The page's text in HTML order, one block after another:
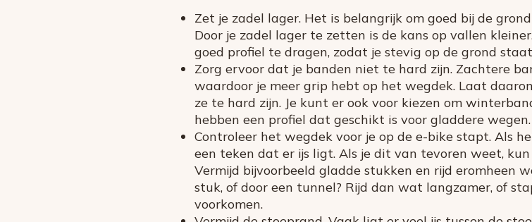
Zet je zadel lager. Het is belangrijk om goed bij de
Door je zadel lager te zetten is de kans op vallen
goed profiel te dragen, zodat je stevig op de grond
Zorg ervoor dat je banden niet te hard zijn. Zachtere
waardoor je meer grip hebt op het wegdek. Laat
ze te hard zijn. Je kunt er ook voor kiezen om
hebben een profiel dat geschikt is voor gladdere wegen.
Controleer het wegdek voor je op de e-bike stapt. Als
een teken dat er ijs ligt. Als je dit van tevoren weet,
Vermijd bijvoorbeeld gladde stukken en rijd eromheen
stuk, of door een tunnel? Rijd dan wat langzamer, of
voorkomen.